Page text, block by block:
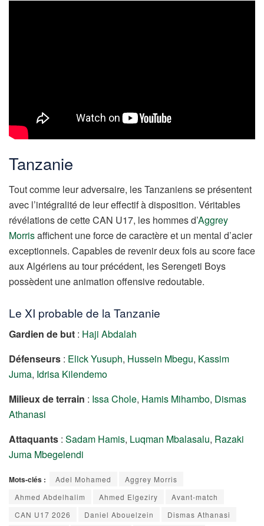
Tanzanie
Tout comme leur adversaire, les Tanzaniens se présentent
avec l’intégralité de leur effectif à disposition. Véritables
révélations de cette CAN U17, les hommes d’Aggrey
Morrisaffichent une force de caractère et un mental d’acier
exceptionnels. Capables de revenir deux fois au score face
aux Algériens au tour précédent, les Serengeti Boys
possèdent une animation offensive redoutable.
Le XI probable de la Tanzanie
Gardien de but : Haji Abdalah
Défenseurs : Elick Yusuph, Hussein Mbegu, Kassim
Juma, Idrisa Kilendemo
Milieux de terrain : Issa Chole, Hamis Mihambo, Dismas
Athanasi
Attaquants : Sadam Hamis, Luqman Mbalasalu, Razaki
Juma Mbegelendi
Mots-clés : Adel Mohamed
Aggrey Morris
Ahmed Abdelhalim
Ahmed Elgeziry
Avant-match
CAN U17 2026
Daniel Abouelzein
Dismas Athanasi